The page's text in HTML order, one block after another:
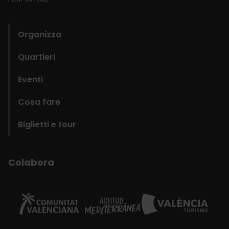
Organizza
Quartieri
Eventi
Cosa fare
Biglietti e tour
Colabora